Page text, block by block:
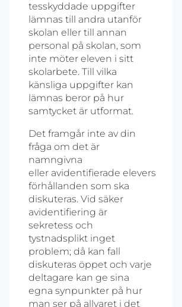
tesskyddade uppgifter
lämnas till andra utanför
skolan eller till annan
personal på skolan, som
inte möter eleven i sitt
skolarbete. Till vilka
känsliga uppgifter kan
lämnas beror på hur
samtycket är utformat.
Det framgår inte av din
fråga om det är
namngivna
eller avidentifierade elevers
förhållanden som ska
diskuteras. Vid säker
avidentifiering är
sekretess och
tystnadsplikt inget
problem; då kan fall
diskuteras öppet och varje
deltagare kan ge sina
egna synpunkter på hur
man ser på allvaret i det